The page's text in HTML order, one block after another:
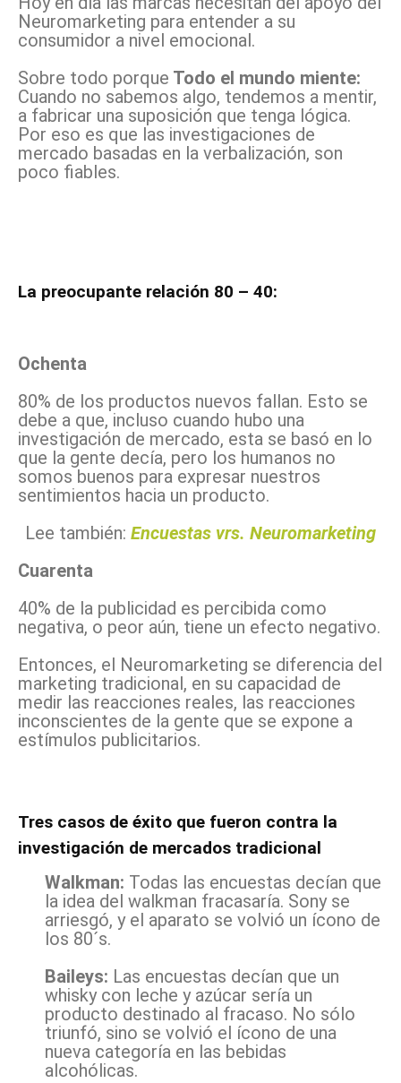
Neuromarketing para entender a su
consumidor a nivel emocional.
Sobre todo porque Todo el mundo miente:
Cuando no sabemos algo, tendemos a mentir,
a fabricar una suposición que tenga lógica.
Por eso es que las investigaciones de
mercado basadas en la verbalización, son
poco fiables.
La preocupante relación 80 – 40:
Ochenta
80% de los productos nuevos fallan. Esto se
debe a que, incluso cuando hubo una
investigación de mercado, esta se basó en lo
que la gente decía, pero los humanos no
somos buenos para expresar nuestros
sentimientos hacia un producto.
Lee también: Encuestas vrs. Neuromarketing
Cuarenta
40% de la publicidad es percibida como
negativa, o peor aún, tiene un efecto negativo.
Entonces, el Neuromarketing se diferencia del
marketing tradicional, en su capacidad de
medir las reacciones reales, las reacciones
inconscientes de la gente que se expone a
estímulos publicitarios.
Tres casos de éxito que fueron contra la
investigación de mercados tradicional
Walkman: Todas las encuestas decían que
la idea del walkman fracasaría. Sony se
arriesgó, y el aparato se volvió un ícono de
los 80´s.
Baileys: Las encuestas decían que un
whisky con leche y azúcar sería un
producto destinado al fracaso. No sólo
triunfó, sino se volvió el ícono de una
nueva categoría en las bebidas
alcohólicas.